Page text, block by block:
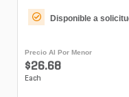
Disponible a
Precio Al Por Menor
$26.68
Each